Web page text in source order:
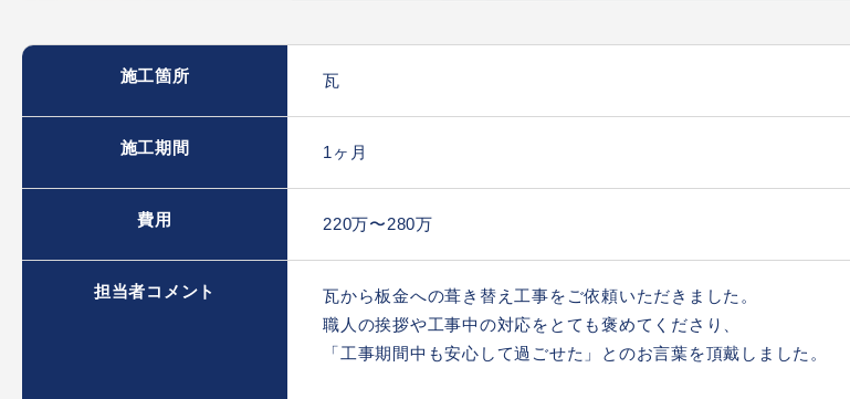
施工箇所 瓦
施工期間 1ヶ月
費用 220万〜280万
担当者コメント
瓦から板金への葺き替え工事をご依頼いただきました。
職人の挨拶や工事中の対応をとても褒めてくださり、
「工事期間中も安心して過ごせた」とのお言葉を頂戴しました。